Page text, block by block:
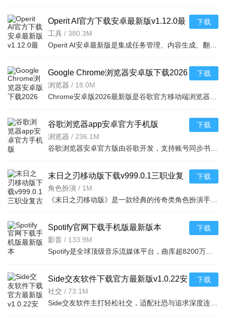
Operit AI官方下载安卓最新版v1.12.0最
新版
工具 / 380.3M
下载
Google Chrome浏览器安卓版下载2026
最新版浏览器v151.0.7922.6官方版
浏览器 / 18.0M
下载
谷歌浏览器app安卓官方手机版
v151.0.7922.6安卓版
浏览器 / 236.1M
下载
末日之刃移动版下载v999.0.1三职业复
古传奇手游
角色扮演 / 1M
下载
Spotify官网下载手机版最新版本
v9.1.64.1676安卓版
影音 / 133.9M
下载
Side交友软件下载官方最新版v1.0.22安
卓最新版
社交 / 73.1M
下载